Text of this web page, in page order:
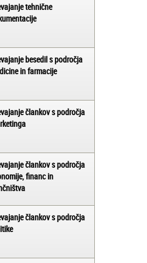
tehnične
besedil s področja
in farmacije
člankov s področja
člankov s področja
financ in
člankov s področja